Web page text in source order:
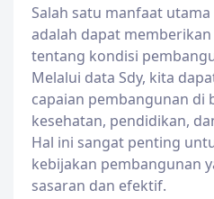
Salah satu manfaat
adalah dapat
tentang kondisi
Melalui data Sdy, kita
capaian pembangunan di
kesehatan, pendidikan,
Hal ini sangat penting
kebijakan pembangunan
sasaran dan efektif.